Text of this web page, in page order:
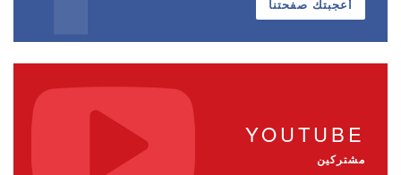
أعجبتك صفحتنا
YOUTUBE
مشتركين